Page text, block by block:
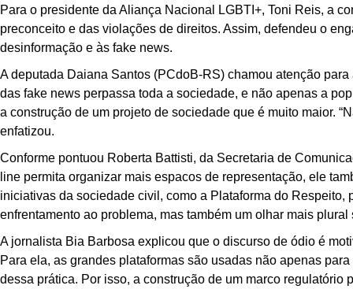
Para o presidente da Aliança Nacional LGBTI+, Toni Reis, a
preconceito e das violações de direitos. Assim, defendeu o
desinformação e às fake news.
A deputada Daiana Santos (PCdoB-RS) chamou atenção
das fake news perpassa toda a sociedade, e não apenas a
a construção de um projeto de sociedade que é muito maior.
enfatizou.
Conforme pontuou Roberta Battisti, da Secretaria de
line permita organizar mais espacos de representação, ele
iniciativas da sociedade civil, como a Plataforma do
enfrentamento ao problema, mas também um olhar mais
A jornalista Bia Barbosa explicou que o discurso de ódio é
Para ela, as grandes plataformas são usadas não apenas
dessa prática. Por isso, a construção de um marco